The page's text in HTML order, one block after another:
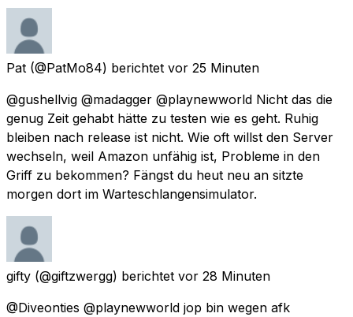
Pat (@PatMo84) berichtet vor 25 Minuten
@gushellvig @madagger @playnewworld Nicht das die
genug Zeit gehabt hätte zu testen wie es geht. Ruhig
bleiben nach release ist nicht. Wie oft willst den Server
wechseln, weil Amazon unfähig ist, Probleme in den
Griff zu bekommen? Fängst du heut neu an sitzte
morgen dort im Warteschlangensimulator.
gifty (@giftzwergg) berichtet vor 28 Minuten
@Diveonties @playnewworld jop bin wegen afk